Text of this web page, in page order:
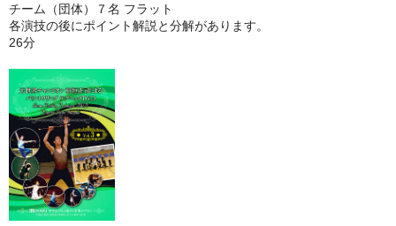
チーム（団体）７名 フラット
各演技の後にポイント解説と分解があります。
26分